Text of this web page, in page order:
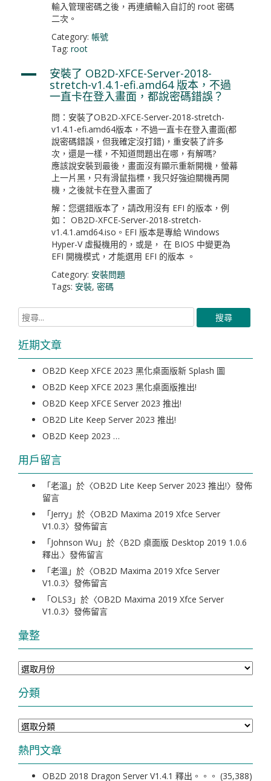
輸入管理密碼之後，再連續輸入自訂的 root 密碼
二次。
Category: 帳號
Tag: root
A 安裝了 OB2D-XFCE-Server-2018-
stretch-v1.4.1-efi.amd64 版本，不過
一直卡在登入畫面，都說密碼錯誤？
問：安裝了OB2D-XFCE-Server-2018-stretch-
v1.4.1-efi.amd64版本，不過一直卡在登入畫面(都
說密碼錯誤，但我確定沒打錯)，重安裝了許多
次，還是一樣，不知道問題出在哪，有解嗎?
應該說安裝到最後，畫面沒有顯示重新開機，螢幕
上一片黑，只有滑鼠指標，我只好強迫關機再開
機，之後就卡在登入畫面了
解：您選錯版本了，請改用沒有 EFI 的版本，例
如： OB2D-XFCE-Server-2018-stretch-
v1.4.1.amd64.iso。EFI 版本是專給 Windows
Hyper-V 虛擬機用的，或是， 在 BIOS 中變更為
EFI 開機模式，才能選用 EFI 的版本 。
Category: 安裝問題
Tags: 安裝, 密碼
近期文章
OB2D Keep XFCE 2023 黑化桌面版新 Splash 圖
OB2D Keep XFCE 2023 黑化桌面版推出!
OB2D Keep XFCE Server 2023 推出!
OB2D Lite Keep Server 2023 推出!
OB2D Keep 2023 …
用戶留言
「老溫 」於〈OB2D Lite Keep Server 2023 推出!〉發佈
留言
「Jerry」於〈OB2D Maxima 2019 Xfce Server
V1.0.3〉發佈留言
「Johnson Wu 」於〈B2D 桌面版 Desktop 2019 1.0.6
釋出.〉發佈留言
「老溫 」於〈OB2D Maxima 2019 Xfce Server
V1.0.3〉發佈留言
「OLS3 」於〈OB2D Maxima 2019 Xfce Server
V1.0.3〉發佈留言
彙整
彙
整
分類
分
類
熱門文章
OB2D 2018 Dragon Server V1.4.1 釋出。。。 (35,388)